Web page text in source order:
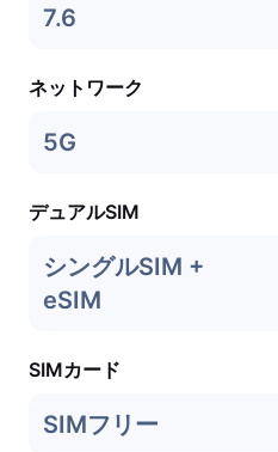
7.6
ネットワーク
5G
デュアルSIM
シングルSIM +
eSIM
SIMカード
SIMフリー